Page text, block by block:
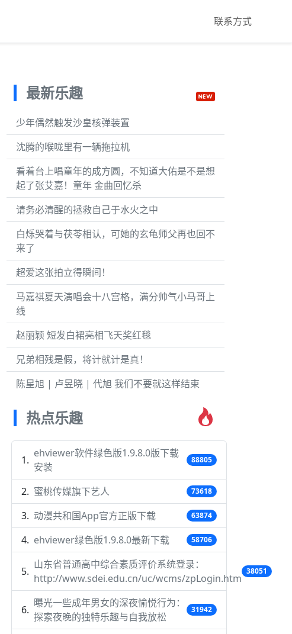
联系方式
最新乐趣
少年偶然触发沙皇核弹装置
沈腾的喉咙里有一辆拖拉机
看着台上唱童年的成方圆，不知道大佑是不是想
起了张艾嘉！童年 金曲回忆杀
请务必清醒的拯救自己于水火之中
白烁哭着与茯苓相认，可她的玄龟师父再也回不
来了
超爱这张拍立得瞬间！
马嘉祺夏天演唱会十八宫格，满分帅气小马哥上
线
赵丽颖 短发白裙亮相飞天奖红毯
兄弟相残是假，将计就计是真！
陈星旭 | 卢昱晓 | 代旭 我们不要就这样结束
热点乐趣
ehviewer软件绿色版1.9.8.0版下载
安装
88805
蜜桃传媒旗下艺人 73618
动漫共和国App官方正版下载 63874
ehviewer绿色版1.9.8.0最新下载 58706
山东省普通高中综合素质评价系统登录：
http://www.sdei.edu.cn/uc/wcms/zpLogin.htm
38051
曝光一些成年男女的深夜愉悦行为：
探索夜晚的独特乐趣与自我放松
31942